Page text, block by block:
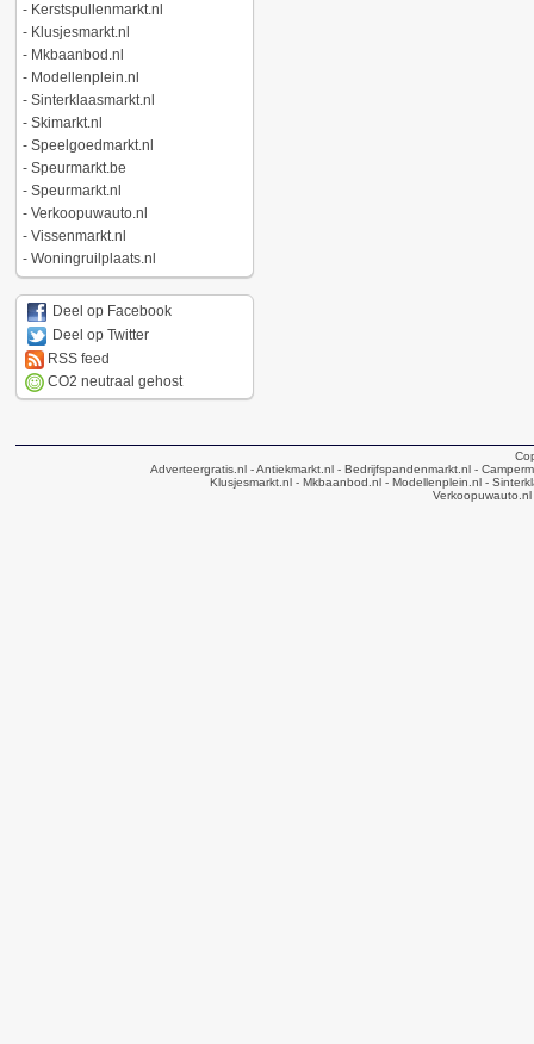
- Kerstspullenmarkt.nl
- Klusjesmarkt.nl
- Mkbaanbod.nl
- Modellenplein.nl
- Sinterklaasmarkt.nl
- Skimarkt.nl
- Speelgoedmarkt.nl
- Speurmarkt.be
- Speurmarkt.nl
- Verkoopuwauto.nl
- Vissenmarkt.nl
- Woningruilplaats.nl
Deel op Facebook
Deel op Twitter
RSS feed
CO2 neutraal gehost
Adverteergratis.nl - Antiekmarkt.nl - Bedrijfspandenmarkt.nl -
Klusjesmarkt.nl- Mkbaanbod.nl- Modellenplein.nl-
Verkoopuwauto.nl